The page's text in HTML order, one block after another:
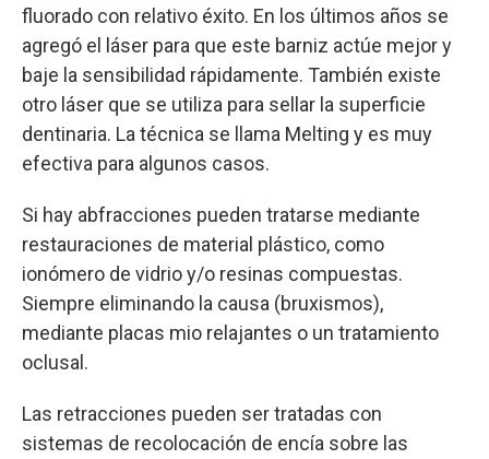
fluorado con relativo éxito. En los últimos años se
agregó el láser para que este barniz actúe mejor y
baje la sensibilidad rápidamente. También existe
otro láser que se utiliza para sellar la superficie
dentinaria. La técnica se llama Melting y es muy
efectiva para algunos casos.
Si hay abfracciones pueden tratarse mediante
restauraciones de material plástico, como
ionómero de vidrio y/o resinas compuestas.
Siempre eliminando la causa (bruxismos),
mediante placas mio relajantes o un tratamiento
oclusal.
Las retracciones pueden ser tratadas con
sistemas de recolocación de encía sobre las